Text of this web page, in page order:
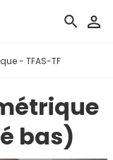
- TFAS-TF
bas)